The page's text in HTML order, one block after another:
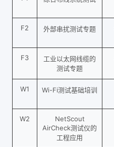
F2 外部串扰测试专题
F3
工业以太网线缆的
测试专题
W1 Wi-Fi测试基础培训
W2
NetScout
AirCheck测试仪的
工程应用